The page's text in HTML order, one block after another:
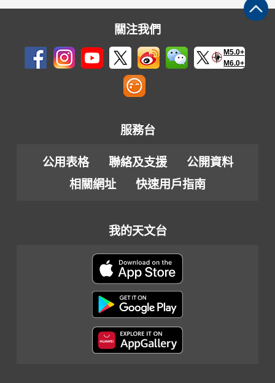
關注我們
M5.0+
M6.0+
服務台
公用表格 聯絡及支援
公開資料
相關網址
快速用戶指南
我的天文台